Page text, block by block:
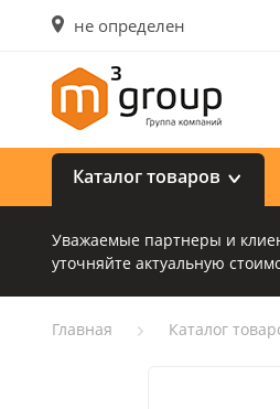
не определен
Каталог товаров
Уважаемые партнеры и
уточняйте актуальную
Главная Каталог